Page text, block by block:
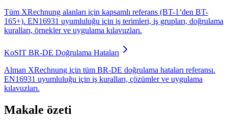
Tüm XRechnung alanları için kapsamlı referans (BT-1’den BT-
165+). EN16931 uyumluluğu için iş terimleri, iş grupları, doğrulama
kuralları, örnekler ve uygulama kılavuzları.
KoSIT BR-DE Doğrulama Hataları
Alman XRechnung için tüm BR-DE doğrulama hataları referansı.
EN16931 uyumluluğu için iş kuralları, çözümler ve uygulama
kılavuzları.
Makale özeti